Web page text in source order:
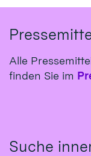
Alle
finden Sie im
Suche